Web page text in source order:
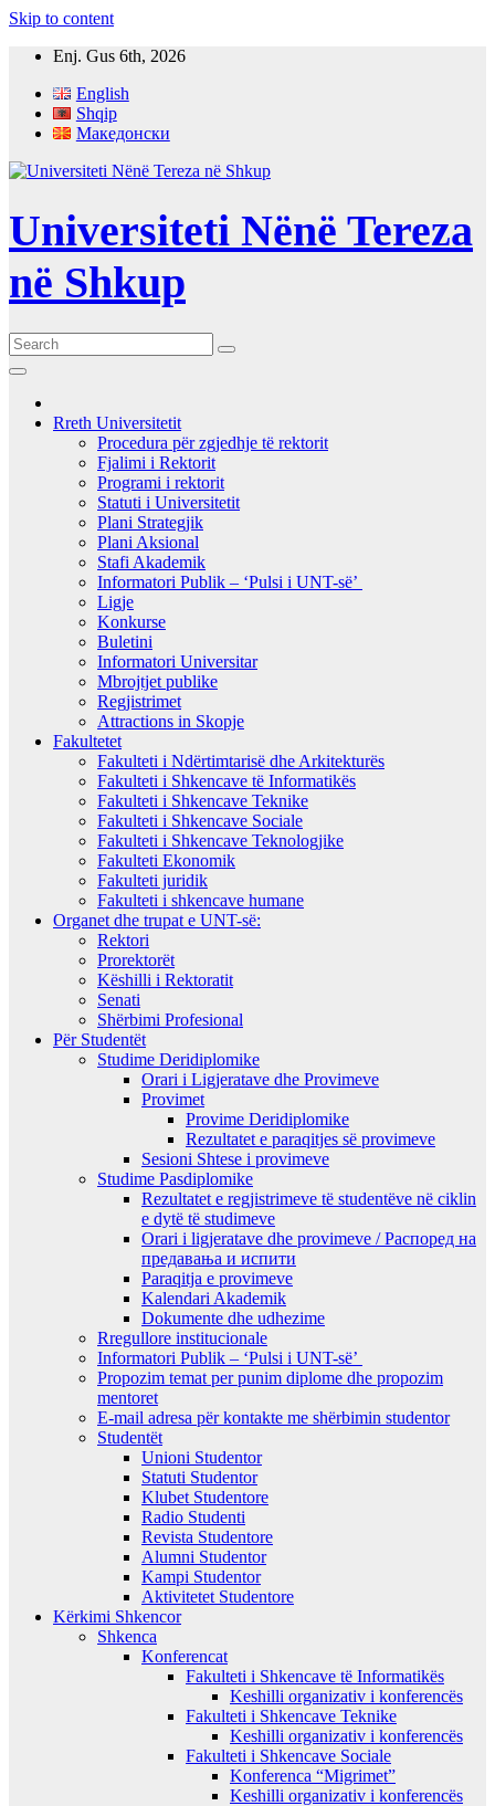
Skip to content
Enj. Gus 6th, 2026
English
Shqip
Македонски
Universiteti Nënë Tereza
në Shkup
Rreth Universitetit
Procedura për zgjedhje të rektorit
Fjalimi i Rektorit
Programi i rektorit
Statuti i Universitetit
Plani Strategjik
Plani Aksional
Stafi Akademik
Informatori Publik – ‘Pulsi i UNT-së’
Ligje
Konkurse
Buletini
Informatori Universitar
Mbrojtjet publike
Regjistrimet
Attractions in Skopje
Fakultetet
Fakulteti i Ndërtimtarisë dhe Arkitekturës
Fakulteti i Shkencave të Informatikës
Fakulteti i Shkencave Teknike
Fakulteti i Shkencave Sociale
Fakulteti i Shkencave Teknologjike
Fakulteti Ekonomik
Fakulteti juridik
Fakulteti i shkencave humane
Organet dhe trupat e UNT-së:
Rektori
Prorektorët
Këshilli i Rektoratit
Senati
Shërbimi Profesional
Për Studentët
Studime Deridiplomike
Orari i Ligjeratave dhe Provimeve
Provimet
Provime Deridiplomike
Rezultatet e paraqitjes së provimeve
Sesioni Shtese i provimeve
Studime Pasdiplomike
Rezultatet e regjistrimeve të studentëve në ciklin
e dytë të studimeve
Orari i ligjeratave dhe provimeve / Распоред на
предавањa и испити
Paraqitja e provimeve
Kalendari Akademik
Dokumente dhe udhezime
Rregullore institucionale
Informatori Publik – ‘Pulsi i UNT-së’
Propozim temat per punim diplome dhe propozim
mentoret
E-mail adresa për kontakte me shërbimin studentor
Studentët
Unioni Studentor
Statuti Studentor
Klubet Studentore
Radio Studenti
Revista Studentore
Alumni Studentor
Kampi Studentor
Aktivitetet Studentore
Kërkimi Shkencor
Shkenca
Konferencat
Fakulteti i Shkencave të Informatikës
Keshilli organizativ i konferencës
Fakulteti i Shkencave Teknike
Keshilli organizativ i konferencës
Fakulteti i Shkencave Sociale
Konferenca “Migrimet”
Keshilli organizativ i konferencës